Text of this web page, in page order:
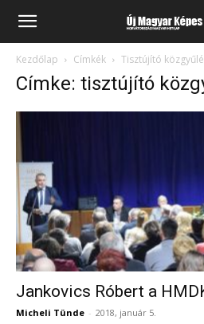
Kezdőlap Címkék Tisztújító
Címke: tisztújító
Jankovics Róbert a
Micheli Tünde - 2018, január 5.